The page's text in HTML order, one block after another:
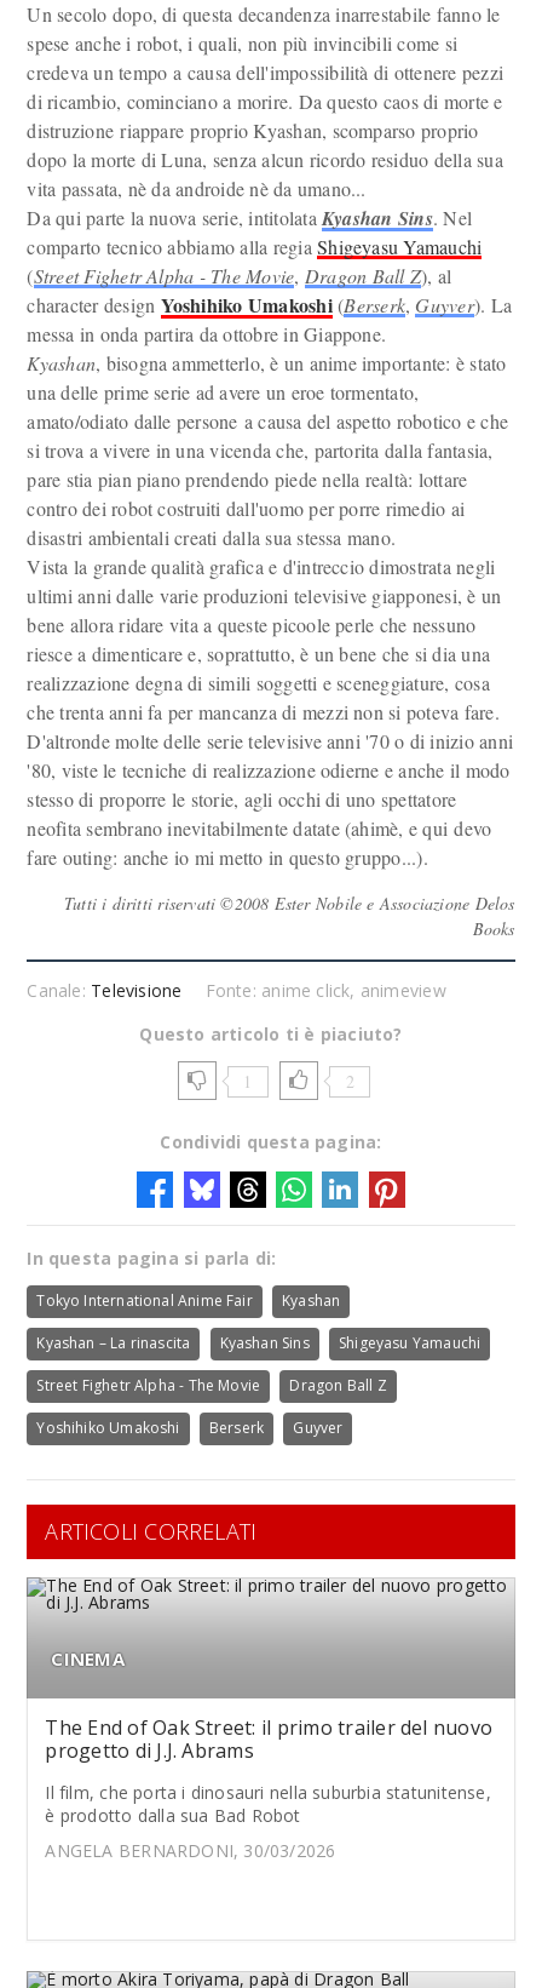
Un secolo dopo, di questa decandenza inarrestabile fanno le
spese anche i robot, i quali, non più invincibili come si
credeva un tempo a causa dell'impossibilità di ottenere pezzi
di ricambio, cominciano a morire. Da questo caos di morte e
distruzione riappare proprio Kyashan, scomparso proprio
dopo la morte di Luna, senza alcun ricordo residuo della sua
vita passata, nè da androide nè da umano...
Da qui parte la nuova serie, intitolata Kyashan Sins. Nel
comparto tecnico abbiamo alla regiaShigeyasu Yamauchi
(Street Fighetr Alpha - The Movie, Dragon Ball Z), al
character design Yoshihiko Umakoshi(Berserk, Guyver). La
messa in onda partira da ottobre in Giappone.
Kyashan, bisogna ammetterlo, è un anime importante: è stato
una delle prime serie ad avere un eroe tormentato,
amato/odiato dalle persone a causa del aspetto robotico e che
si trova a vivere in una vicenda che, partorita dalla fantasia,
pare stia pian piano prendendo piede nella realtà: lottare
contro dei robot costruiti dall'uomo per porre rimedio ai
disastri ambientali creati dalla sua stessa mano.
Vista la grande qualità grafica e d'intreccio dimostrata negli
ultimi anni dalle varie produzioni televisive giapponesi, è un
bene allora ridare vita a queste picoole perle che nessuno
riesce a dimenticare e, soprattutto, è un bene che si dia una
realizzazione degna di simili soggetti e sceneggiature, cosa
che trenta anni fa per mancanza di mezzi non si poteva fare.
D'altronde molte delle serie televisive anni '70 o di inizio anni
'80, viste le tecniche di realizzazione odierne e anche il modo
stesso di proporre le storie, agli occhi di uno spettatore
neofita sembrano inevitabilmente datate (ahimè, e qui devo
fare outing: anche io mi metto in questo gruppo...).
Tutti i diritti riservati ©2008 Ester Nobile e Associazione Delos
Books
Canale: Televisione
Fonte: anime click, animeview
Questo articolo ti è piaciuto?
1 2
Condividi questa pagina:
In questa pagina si parla di:
Tokyo International Anime Fair Kyashan
Kyashan – La rinascita Kyashan Sins Shigeyasu Yamauchi
Street Fighetr Alpha - The Movie Dragon Ball Z
Yoshihiko Umakoshi Berserk Guyver
ARTICOLI CORRELATI
CINEMA
The End of Oak Street: il primo trailer del nuovo
progetto di J.J. Abrams
Il film, che porta i dinosauri nella suburbia statunitense,
è prodotto dalla sua Bad Robot
ANGELA BERNARDONI, 30/03/2026